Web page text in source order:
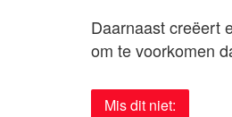
Daarnaast creëert
om te voorkomen
Mis dit niet: